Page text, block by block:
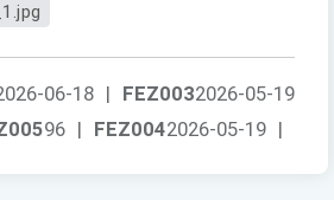
FEZ0032026-05-19
06-18 |
FEZ0042026-05-19 |
96 |